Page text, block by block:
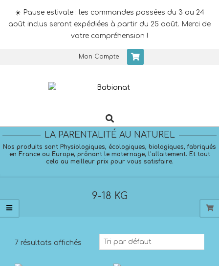
☀️ Pause estivale : les commandes passées du 3 au 24
août inclus seront expédiées à partir du 25 août. Merci de
votre compréhension !
Mon Compte
Navigation
Search
LA PARENTALITÉ AU NATUREL
Nos produits sont Physiologiques, écologiques, biologiques, fabriqués
en France ou Europe, prônant le maternage, l’allaitement. Et tout
cela au meilleur prix pour vous satisfaire.
9-18 KG
7 résultats affichés